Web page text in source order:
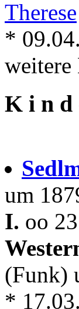
Therese
*
K i n d
um
I. oo
(Funk)
*